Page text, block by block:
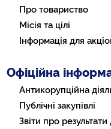
Про товариство
Місія та цілі
Інформація для
Офіційна
Антикорупційна
Публічні закупівлі
Звіти про результати